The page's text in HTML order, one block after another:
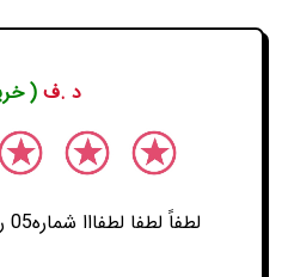
د .ف(
لطفاً لطفا لطفااا شماره05 رو موجود کنید ممنونم